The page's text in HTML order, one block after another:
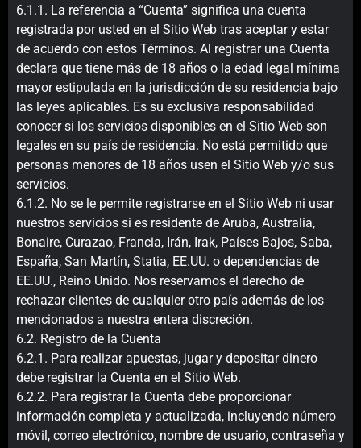
6.1.1. La referencia a “Cuenta” significa una cuenta
registrada por usted en el Sitio Web tras aceptar y estar
de acuerdo con estos Términos. Al registrar una Cuenta
declara que tiene más de 18 años o la edad legal mínima
mayor estipulada en la jurisdicción de su residencia bajo
las leyes aplicables. Es su exclusiva responsabilidad
conocer si los servicios disponibles en el Sitio Web son
legales en su país de residencia. No está permitido que
personas menores de 18 años usen el Sitio Web y/o sus
servicios.
6.1.2. No se le permite registrarse en el Sitio Web ni usar
nuestros servicios si es residente de Aruba, Australia,
Bonaire, Curazao, Francia, Irán, Irak, Países Bajos, Saba,
España, San Martín, Statia, EE.UU. o dependencias de
EE.UU., Reino Unido. Nos reservamos el derecho de
rechazar clientes de cualquier otro país además de los
mencionados a nuestra entera discreción.
6.2. Registro de la Cuenta
6.2.1. Para realizar apuestas, jugar y depositar dinero
debe registrar la Cuenta en el Sitio Web.
6.2.2. Para registrar la Cuenta debe proporcionar
información completa y actualizada, incluyendo número
móvil, correo electrónico, nombre de usuario, contraseña y